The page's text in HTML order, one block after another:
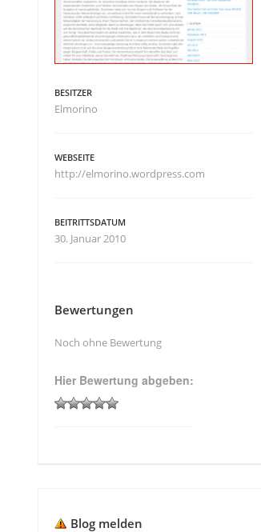
BESITZER
Elmorino
WEBSEITE
http://elmorino.wordpress.com
BEITRITTSDATUM
30. Januar 2010
Bewertungen
Noch ohne Bewertung
Hier Bewertung abgeben:
Blog melden